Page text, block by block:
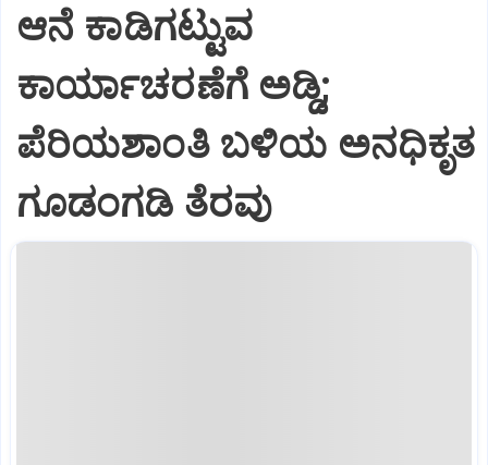
ಆನೆ ಕಾಡಿಗಟ್ಟುವ
ಕಾರ್ಯಾಚರಣೆಗೆ ಅಡ್ಡಿ;
ಪೆರಿಯಶಾಂತಿ ಬಳಿಯ ಅನಧಿಕೃತ
ಗೂಡಂಗಡಿ ತೆರವು